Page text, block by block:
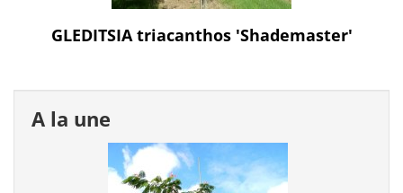
GLEDITSIA triacanthos 'Shademaster'
A la une